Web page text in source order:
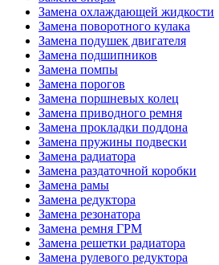
Замена охлаждающей жидкости
Замена поворотного кулака
Замена подушек двигателя
Замена подшипников
Замена помпы
Замена порогов
Замена поршневых колец
Замена приводного ремня
Замена прокладки поддона
Замена пружины подвески
Замена радиатора
Замена раздаточной коробки
Замена рамы
Замена редуктора
Замена резонатора
Замена ремня ГРМ
Замена решетки радиатора
Замена рулевого редуктора